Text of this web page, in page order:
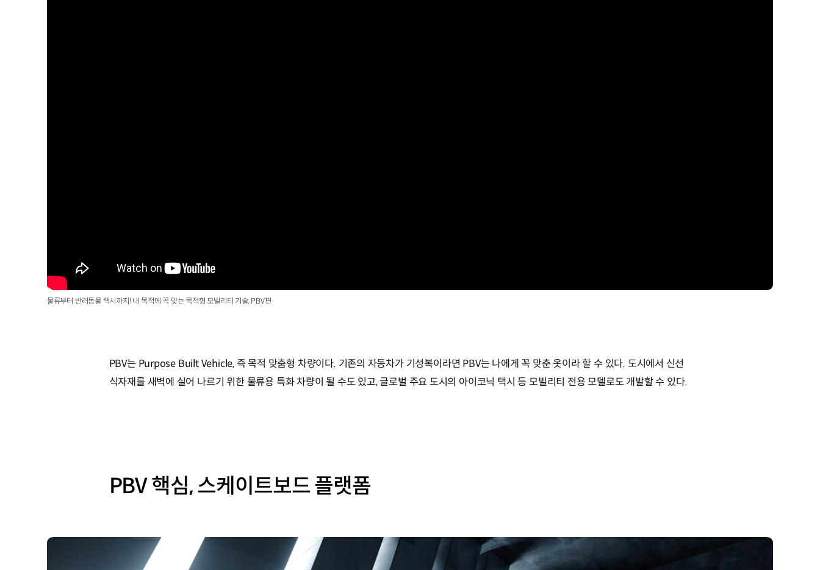
물류부터 반려동물 택시까지! 내 목적에 꼭 맞는 목적형 모빌리티 기술, PBV편
PBV는 Purpose Built Vehicle, 즉 목적 맞춤형 차량이다. 기존의 자동차가 기성복이라면 PBV는 나에게 꼭 맞춘 옷이라 할 수 있다. 도시에서 신선
식자재를 새벽에 실어 나르기 위한 물류용 특화 차량이 될 수도 있고, 글로벌 주요 도시의 아이코닉 택시 등 모빌리티 전용 모델로도 개발할 수 있다.
PBV 핵심, 스케이트보드 플랫폼